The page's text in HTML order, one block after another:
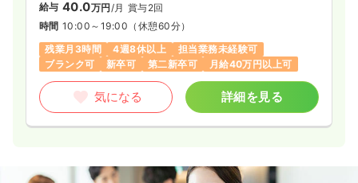
給与 40.0万円 /月 賞与2回
時間 10:00～19:00 （休憩60分）
残業月3時間
4週8休以上
担当業務未経験可
ブランク可
新卒可 第二新卒可 月給40万円以上可
気になる 詳細を見る